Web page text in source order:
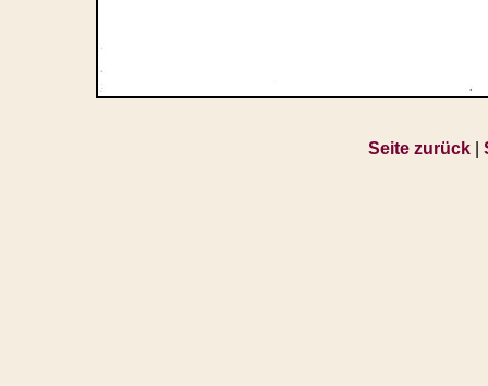
Seite zurück|